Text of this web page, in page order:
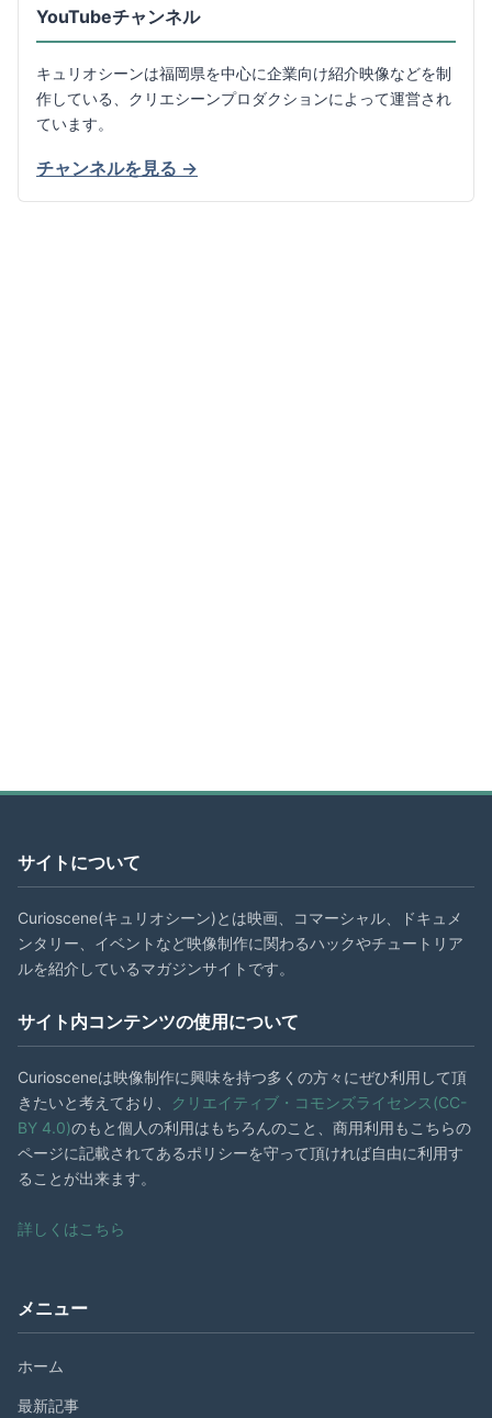
YouTubeチャンネル
キュリオシーンは福岡県を中心に企業向け紹介映像などを制
作している、クリエシーンプロダクションによって運営され
ています。
チャンネルを見る →
サイトについて
Curioscene(キュリオシーン)とは映画、コマーシャル、ドキュメ
ンタリー、イベントなど映像制作に関わるハックやチュートリア
ルを紹介しているマガジンサイトです。
サイト内コンテンツの使用について
Curiosceneは映像制作に興味を持つ多くの方々にぜひ利用して頂
きたいと考えており、
クリエイティブ・コモンズライセンス(CC-
BY 4.0)のもと個人の利用はもちろんのこと、商用利用もこちらの
ページに記載されてあるポリシーを守って頂ければ自由に利用す
ることが出来ます。
詳しくはこちら
メニュー
ホーム
最新記事